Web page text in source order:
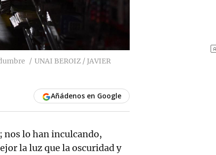
UNAI BEROIZ / JAVIER
Añádenos en Google
; nos lo han inculcando,
la luz que la oscuridad y